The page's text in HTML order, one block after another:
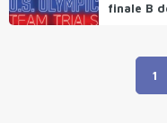
finale B
1